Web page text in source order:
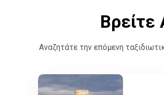
Βρείτε
Αναζητάτε την επόμενη